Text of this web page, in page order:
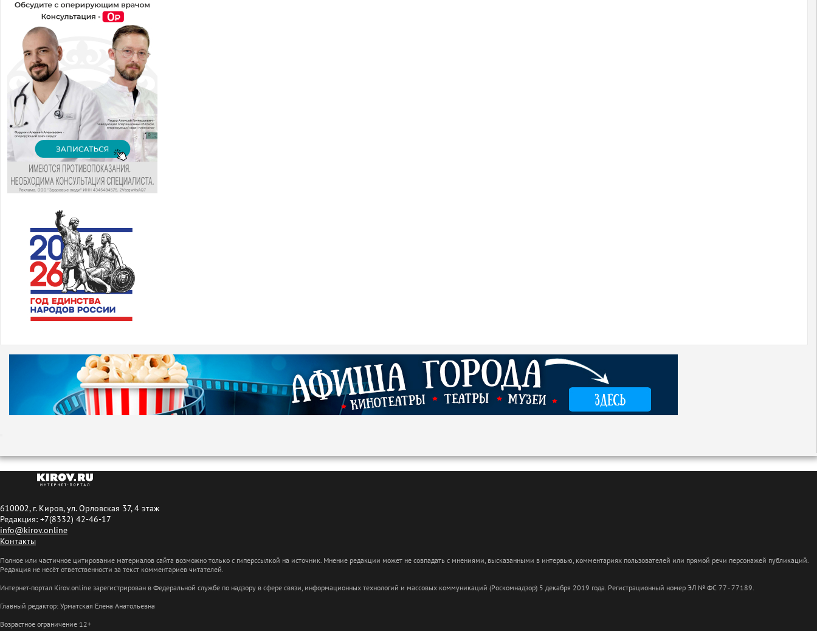
610002, г. Киров, ул. Орловская 37, 4 этаж
Редакция: +7(8332) 42-46-17
info@kirov.online
Контакты
Полное или частичное цитирование материалов сайта возможно только с гиперссылкой на источник. Мнение редакции может не совпадать с мнениями, высказанными в интервью, комментариях пользователей или прямой речи персонажей публикаций.
Редакция не несёт ответственности за текст комментариев читателей.
Интернет-портал Kirov.online зарегистрирован в Федеральной службе по надзору в сфере связи, информационных технологий и массовых коммуникаций (Роскомнадзор) 5 декабря 2019 года. Регистрационный номер ЭЛ № ФС 77 - 77189.
Главный редактор: Урматская Елена Анатольевна
Возрастное ограничение 12+